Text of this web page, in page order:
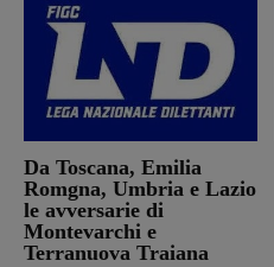
Da Toscana, Emilia
Romgna, Umbria e Lazio
le avversarie di
Montevarchi e
Terranuova Traiana